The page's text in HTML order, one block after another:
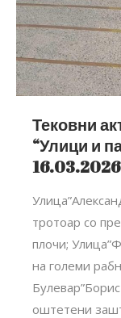
Тековни
“Улици и
тротоар со
плочи;
на големи
оштетени